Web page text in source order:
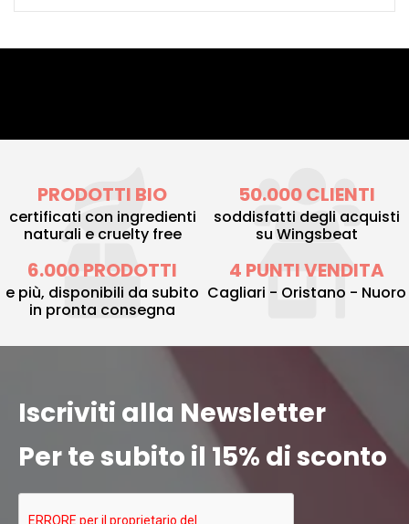
PRODOTTI BIO
certificati con ingredienti
naturali e cruelty free
50.000 CLIENTI
soddisfatti degli acquisti
su Wingsbeat
6.000 PRODOTTI
e più, disponibili da subito
in pronta consegna
4 PUNTI VENDITA
Cagliari - Oristano - Nuoro
Iscriviti alla Newsletter
Per te subito il 15% di sconto